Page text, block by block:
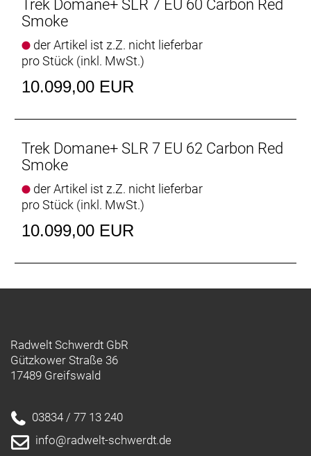
gegen bis zu 40 mm breite Pneus ausgetauscht
Kompaktes, leises und kraftvolles E-System
Der Harmonic-Pinring-Motor von TQ ist
supereffizient und überzeugt mit einem
flüsterleise und unterstützt auf unglaublich
natürliche Weise bis 25 km/h.
Ultraleichtbau
Dank unserem besten und leichtesten 800 Series
OCLV Carbon und einem smarten Rahmendesign ist
das Domane+ SLR unser leichtestes E-Bike aller
Für die Langstrecke geschaffen
Optionaler Range Extender
Erkunde noch mehr – mit einem optionalen
deinen Aktionsradius im Eco-Modus auf bis zu
145 km vergrößert. Das reicht dir immer noch nicht?
Mit der Trek Central-App kannst du die
Trek Domane+ SLR 7 EU 60 Carbon Red
Smoke
der Artikel ist z.Z. nicht lieferbar
pro Stück (inkl. MwSt.)
10.099,00 EUR
Trek Domane+ SLR 7 EU 62 Carbon Red
Smoke
der Artikel ist z.Z. nicht lieferbar
pro Stück (inkl. MwSt.)
10.099,00 EUR
Radwelt Schwerdt GbR
Gützkower Straße 36
17489 Greifswald
03834 / 77 13 240
info@radwelt-schwerdt.de